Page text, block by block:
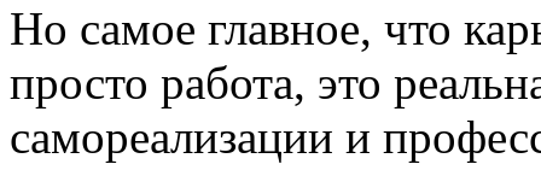
Но самое главное, что
просто работа, это
самореализации и